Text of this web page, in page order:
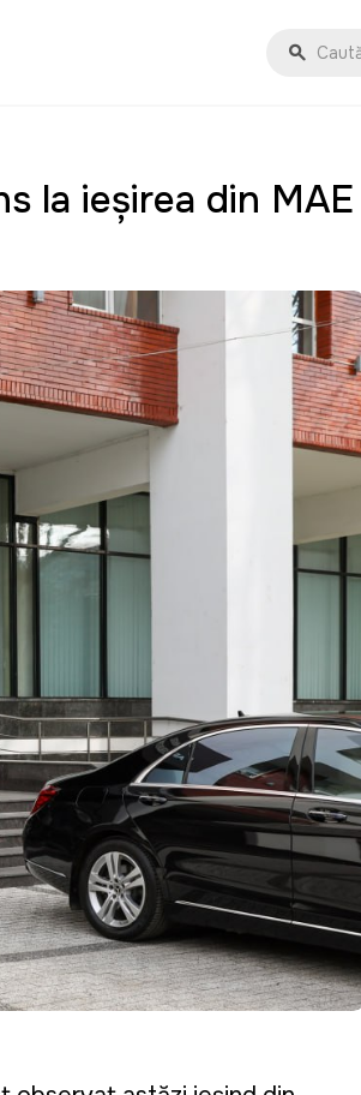
la ieșirea din MAE